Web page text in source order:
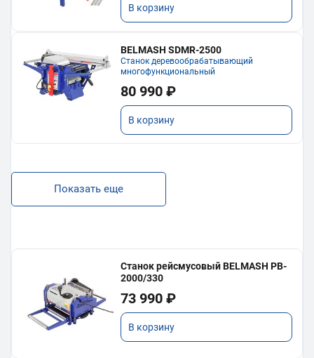
В корзину
BELMASH SDMR-2500
Станок деревообрабатывающий
многофункциональный
80 990 ₽
В корзину
Показать еще
Станок рейсмусовый BELMASH PB-
2000/330
73 990 ₽
В корзину